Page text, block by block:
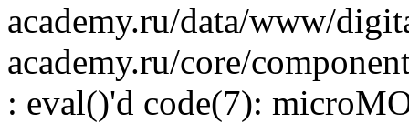
academy.ru/data/www/
academy.ru/core/
: eval()'d code(7):